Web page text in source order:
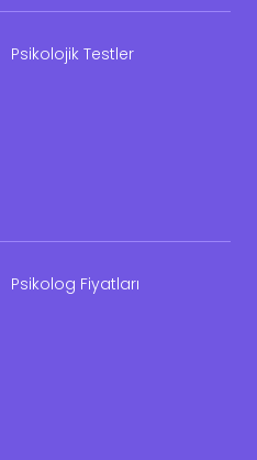
Psikolojik Testler
Psikolog Fiyatları